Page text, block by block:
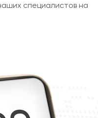
специалистов на